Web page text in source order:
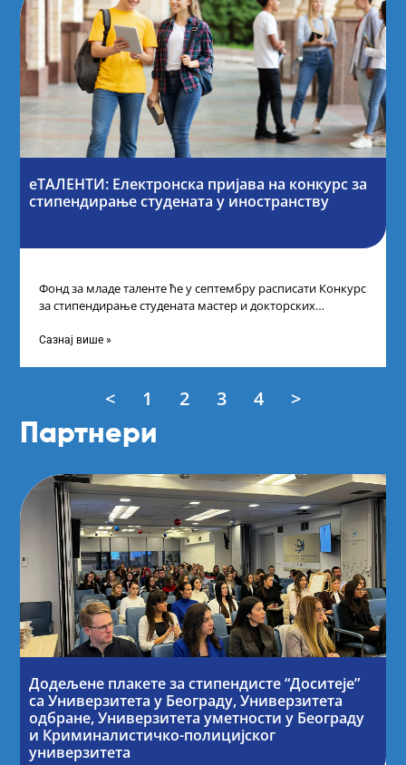
еТАЛЕНТИ: Електронска пријава на конкурс за
стипендирање студената у иностранству
Фонд за младе таленте ће у септембру расписати Конкурс
за стипендирање студената мастер и докторских
Сазнај више »
< 1 2 3 4 >
Партнери
Додељене плакете за стипендисте “Доситеје”
са Универзитета у Београду, Универзитета
одбране, Универзитета уметности у Београду
и Криминалистичко-полицијског
универзитета